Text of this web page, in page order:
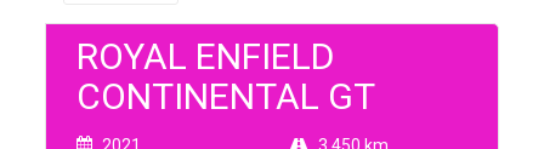
ROYAL ENFIELD
CONTINENTAL GT